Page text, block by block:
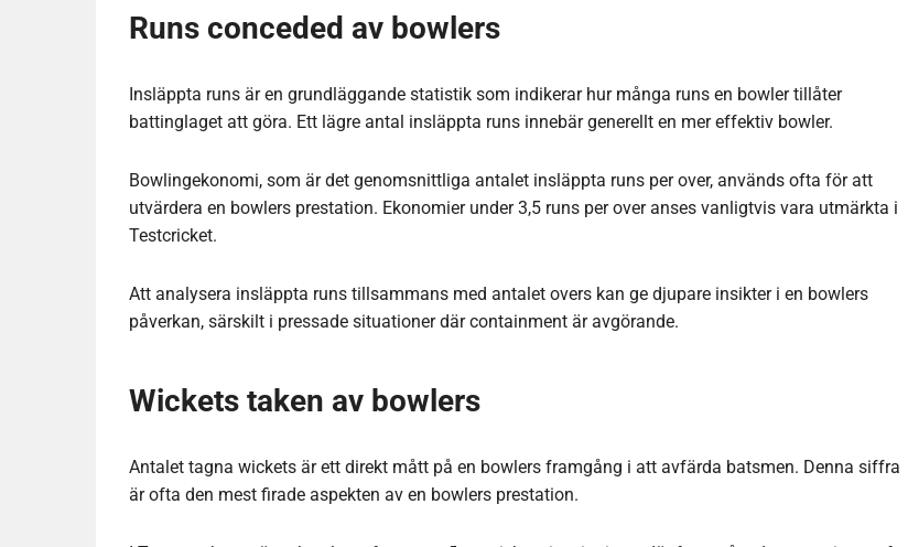
Runs conceded av bowlers
Insläppta runs är en grundläggande statistik som indikerar hur många runs en bowler tillåter
battinglaget att göra. Ett lägre antal insläppta runs innebär generellt en mer effektiv bowler.
Bowlingekonomi, som är det genomsnittliga antalet insläppta runs per over, används ofta för att
utvärdera en bowlers prestation. Ekonomier under 3,5 runs per over anses vanligtvis vara utmärkta i
Testcricket.
Att analysera insläppta runs tillsammans med antalet overs kan ge djupare insikter i en bowlers
påverkan, särskilt i pressade situationer där containment är avgörande.
Wickets taken av bowlers
Antalet tagna wickets är ett direkt mått på en bowlers framgång i att avfärda batsmen. Denna siffra
är ofta den mest firade aspekten av en bowlers prestation.